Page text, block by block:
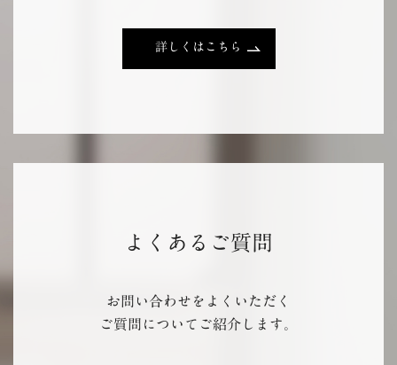
詳しくはこちら
よくあるご質問
お問い合わせをよくいただく
ご質問についてご紹介します。